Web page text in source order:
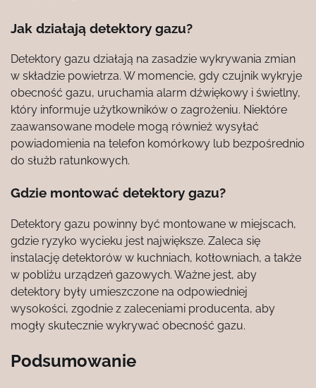
Jak działają detektory gazu?
Detektory gazu działają na zasadzie wykrywania zmian
w składzie powietrza. W momencie, gdy czujnik wykryje
obecność gazu, uruchamia alarm dźwiękowy i świetlny,
który informuje użytkowników o zagrożeniu. Niektóre
zaawansowane modele mogą również wysyłać
powiadomienia na telefon komórkowy lub bezpośrednio
do służb ratunkowych.
Gdzie montować detektory gazu?
Detektory gazu powinny być montowane w miejscach,
gdzie ryzyko wycieku jest największe. Zaleca się
instalację detektorów w kuchniach, kotłowniach, a także
w pobliżu urządzeń gazowych. Ważne jest, aby
detektory były umieszczone na odpowiedniej
wysokości, zgodnie z zaleceniami producenta, aby
mogły skutecznie wykrywać obecność gazu.
Podsumowanie